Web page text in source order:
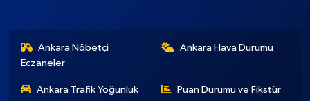
Ankara Nöbetçi
Eczaneler
Ankara Hava Durumu
Ankara Trafik Yoğunluk
Puan Durumu ve Fikstür